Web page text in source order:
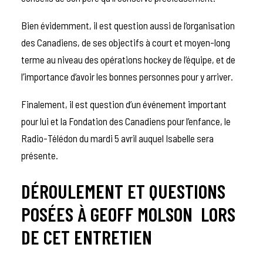
Bien évidemment, il est question aussi de l’organisation
des Canadiens, de ses objectifs à court et moyen-long
terme au niveau des opérations hockey de l’équipe, et de
l’importance d’avoir les bonnes personnes pour y arriver.
Finalement, il est question d’un événement important
pour lui et la Fondation des Canadiens pour l’enfance, le
Radio-Télédon du mardi 5 avril auquel Isabelle sera
présente.
DÉROULEMENT ET QUESTIONS
POSÉES À GEOFF MOLSON LORS
DE CET ENTRETIEN